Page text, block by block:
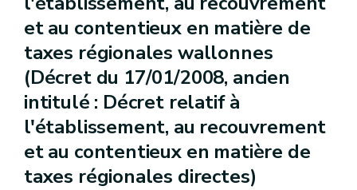
et au contentieux en matière de
taxes régionales wallonnes
(Décret du 17/01/2008, ancien
intitulé : Décret relatif à
l'établissement, au recouvrement
et au contentieux en matière de
taxes régionales directes)